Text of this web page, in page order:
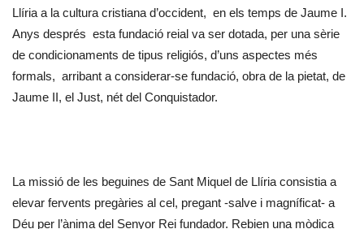
Llíria a la cultura cristiana d’occident, en els temps de Jaume I.
Anys després esta fundació reial va ser dotada, per una sèrie
de condicionaments de tipus religiós, d’uns aspectes més
formals, arribant a considerar-se fundació, obra de la pietat, de
Jaume II, el Just, nét del Conquistador.
La missió de les beguines de Sant Miquel de Llíria consistia a
elevar fervents pregàries al cel, pregant -salve i magníficat- a
Déu per l’ànima del Senyor Rei fundador. Rebien una mòdica